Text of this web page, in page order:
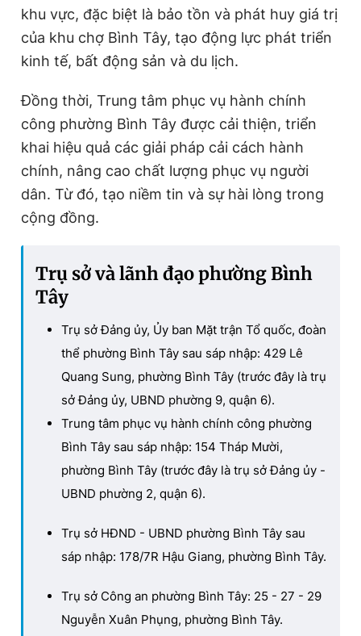
khu vực, đặc biệt là bảo tồn và phát huy giá trị
của khu chợ Bình Tây, tạo động lực phát triển
kinh tế, bất động sản và du lịch.
Đồng thời, Trung tâm phục vụ hành chính
công phường Bình Tây được cải thiện, triển
khai hiệu quả các giải pháp cải cách hành
chính, nâng cao chất lượng phục vụ người
dân. Từ đó, tạo niềm tin và sự hài lòng trong
cộng đồng.
Trụ sở và lãnh đạo phường Bình
Tây
Trụ sở Đảng ủy, Ủy ban Mặt trận Tổ quốc, đoàn
thể phường Bình Tây sau sáp nhập: 429 Lê
Quang Sung, phường Bình Tây (trước đây là trụ
sở Đảng ủy, UBND phường 9, quận 6).
Trung tâm phục vụ hành chính công phường
Bình Tây sau sáp nhập: 154 Tháp Mười,
phường Bình Tây (trước đây là trụ sở Đảng ủy -
UBND phường 2, quận 6).
Trụ sở HĐND - UBND phường Bình Tây sau
sáp nhập: 178/7R Hậu Giang, phường Bình Tây.
Trụ sở Công an phường Bình Tây: 25 - 27 - 29
Nguyễn Xuân Phụng, phường Bình Tây.